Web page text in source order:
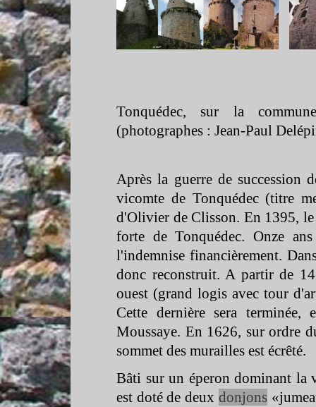
Tonquédec, sur la
(photographes : Jean-Paul
Après la guerre de succession
vicomte de Tonquédec (titre
d'Olivier de Clisson. En 1395,
forte de Tonquédec. Onze
l'indemnise financièrement.
donc reconstruit. A partir de
ouest (grand logis avec tour
Cette dernière sera
Moussaye. En 1626, sur ordre
sommet des murailles est écrêté.
Bâti sur un éperon dominant la
est doté de deux donjons